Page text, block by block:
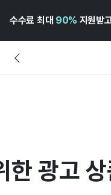
수수료 최대 90% 지원받
한 광고